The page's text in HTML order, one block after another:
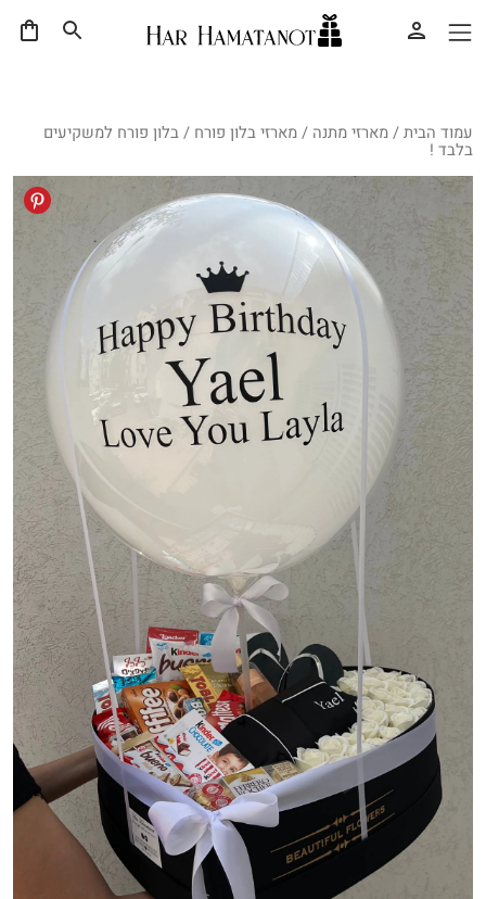
עמוד הבית/מארזי מתנה /מארזי בלון פורח / בלון פורח למשקיעים
בלבד !